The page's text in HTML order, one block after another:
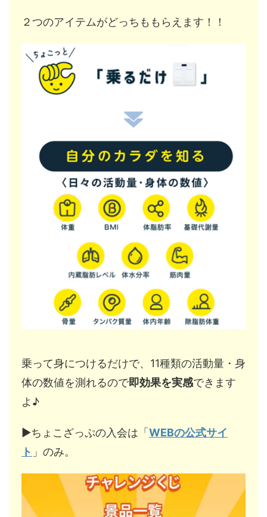
２つのアイテムがどっちももらえます！！
乗って身につけるだけで、11種類の活動量・身
体の数値を測れるので即効果を実感できます
よ♪
▶︎ちょこざっぷの入会は「WEBの公式サイ
ト 」のみ。